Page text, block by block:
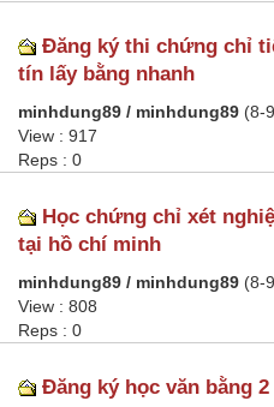
Đăng ký thi chứng chỉ
tín lấy bằng nhanh
minhdung89 / minhdung89 (8-
View : 917
Reps : 0
Học chứng chỉ xét
tại hồ chí minh
minhdung89 / minhdung89 (8-
View : 808
Reps : 0
Đăng ký học văn bằng